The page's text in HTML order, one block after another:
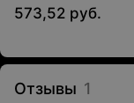
573,52 руб.
Отзывы 1